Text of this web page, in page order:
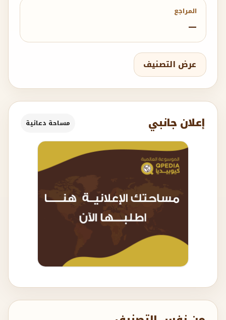
المراجع
—
عرض التصنيف
إعلان جانبي مساحة دعائية